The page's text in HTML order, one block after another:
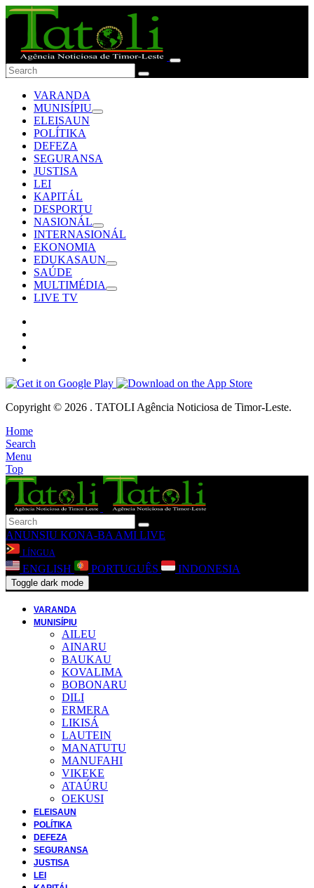
VARANDA
MUNISÍPIU
ELEISAUN
POLÍTIKA
DEFEZA
SEGURANSA
JUSTISA
LEI
KAPITÁL
DESPORTU
NASIONÁL
INTERNASIONÁL
EKONOMIA
EDUKASAUN
SAÚDE
MULTIMÉDIA
LIVE TV
Copyright © 2026 . TATOLI Agência Noticiosa de Timor-Leste.
Home
Search
Menu
Top
ANUNSIU KONA-BA AMI LIVE
LÍNGUA
ENGLISH PORTUGUÊS INDONESIA
Toggle dark mode
VARANDA
MUNISÍPIU
AILEU
AINARU
BAUKAU
KOVALIMA
BOBONARU
DILI
ERMERA
LIKISÁ
LAUTEIN
MANATUTU
MANUFAHI
VIKEKE
ATAÚRU
OEKUSI
ELEISAUN
POLÍTIKA
DEFEZA
SEGURANSA
JUSTISA
LEI